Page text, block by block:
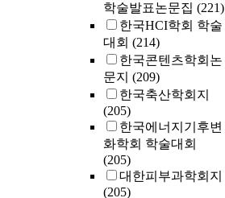
학술발표논문집 (221)
한국HCI학회 학술
대회 (214)
한국콘텐츠학회논
문지 (209)
한국축산학회지
(205)
한국에너지기후변
화학회 학술대회
(205)
대한피부과학회지
(205)